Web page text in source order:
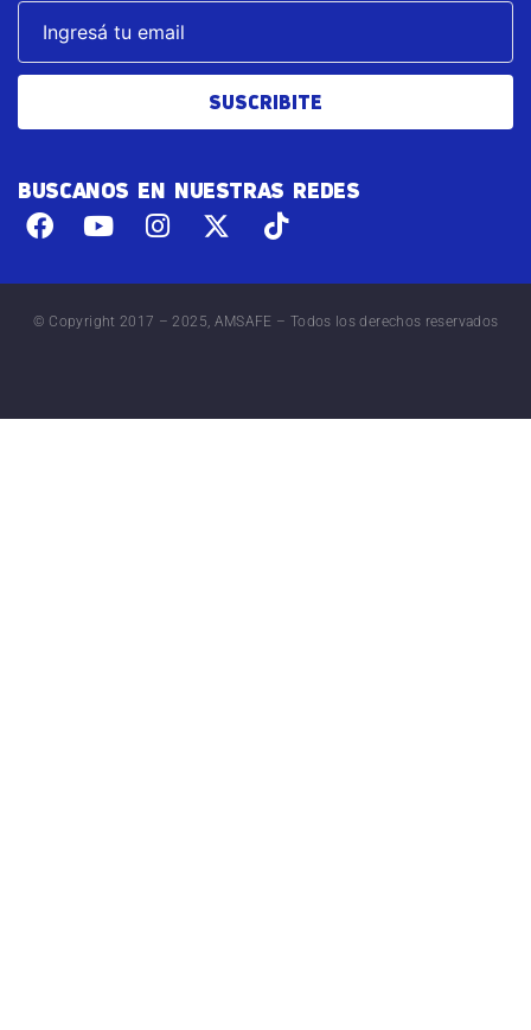
SUSCRIBITE
BUSCANOS EN NUESTRAS REDES
© Copyright 2017 – 2025, AMSAFE – Todos los derechos reservados